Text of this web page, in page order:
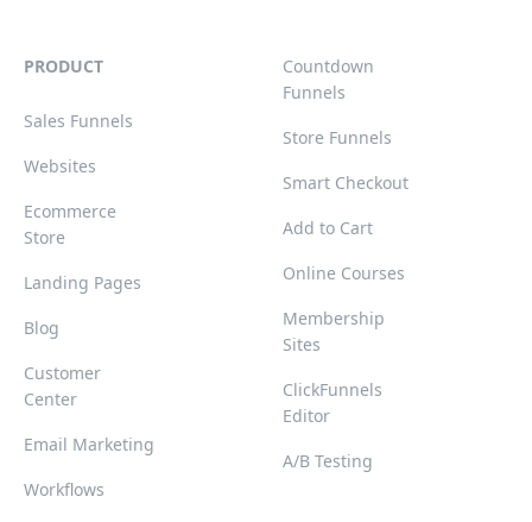
PRODUCT
Sales Funnels
Websites
Ecommerce
Store
Landing Pages
Blog
Customer
Center
Email Marketing
Workflows
Countdown
Funnels
Store Funnels
Smart Checkout
Add to Cart
Online Courses
Membership
Sites
ClickFunnels
Editor
A/B Testing